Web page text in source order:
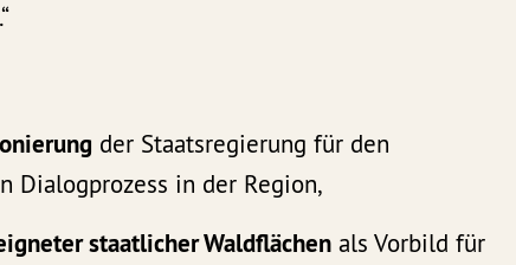
der Staatsregierung für den
Dialogprozess in der Region,
staatlicher Waldflächen als Vorbild für